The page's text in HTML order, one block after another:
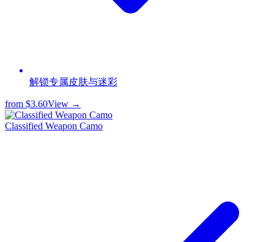
解锁专属皮肤与迷彩
from $3.60View →
Classified Weapon Camo